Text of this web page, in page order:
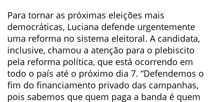
Para tornar as próximas eleições mais
democráticas, Luciana defende urgentemente
uma reforma no sistema eleitoral. A candidata,
inclusive, chamou a atenção para o plebiscito
pela reforma política, que está ocorrendo em
todo o país até o próximo dia 7. “Defendemos o
fim do financiamento privado das campanhas,
pois sabemos que quem paga a banda é quem